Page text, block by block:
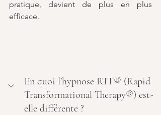
pratique, devient de plus en plus
efficace.
En quoi l’hypnose RTT® (Rapid
Transformational Therapy®) est-
elle différente ?